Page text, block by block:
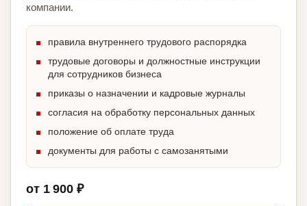
компании.
правила внутреннего трудового распорядка
трудовые договоры и должностные инструкции
для сотрудников бизнеса
приказы о назначении и кадровые журналы
согласия на обработку персональных данных
положение об оплате труда
документы для работы с самозанятыми
от 1 900 ₽